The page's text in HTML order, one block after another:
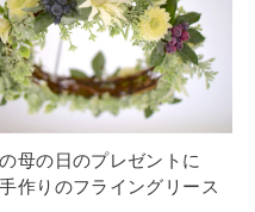
母の日のプレゼントに
作りのフライングリース